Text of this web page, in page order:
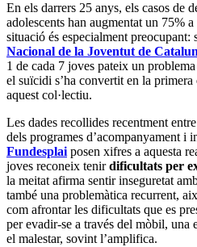
En els darrers 25 anys, els casos de
adolescents han augmentat un 75%
situació és especialment preocupant:
Nacional de la Joventut de
1 de cada 7 joves pateix un
el suïcidi s’ha convertit en la
aquest col·lectiu.
Les dades recollides recentment
dels programes d’acompanyament i
Fundesplai posen xifres a aquesta
joves reconeix tenirdificultats per
la meitat afirma sentir inseguretat
també una problemàtica recurrent,
com afrontar les dificultats que es
per evadir-se a través del mòbil, una
el malestar, sovint l’amplifica.